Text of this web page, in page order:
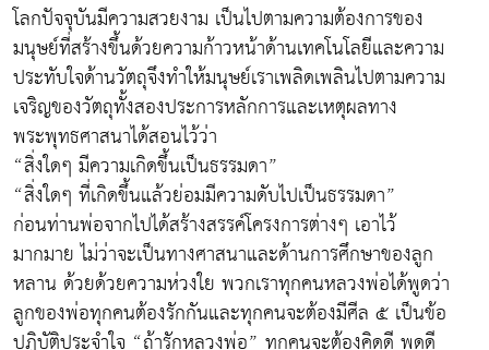
โลกปัจจุบันมีความสวยงาม เป็นไปตามความต้องการของ
มนุษย์ที่สร้างขึ้นด้วยความก้าวหน้าด้านเทคโนโลยีและความ
ประทับใจด้านวัตถุจึงทำให้มนุษย์เราเพลิดเพลินไปตามความ
เจริญของวัตถุทั้งสองประการหลักการและเหตุผลทาง
พระพุทธศาสนาได้สอนไว้ว่า
“สิ่งใดๆ มีความเกิดขึ้นเป็นธรรมดา”
“สิ่งใดๆ ที่เกิดขึ้นแล้วย่อมมีความดับไปเป็นธรรมดา”
ก่อนท่านพ่อจากไปได้สร้างสรรค์โครงการต่างๆ เอาไว้
มากมาย ไม่ว่าจะเป็นทางศาสนาและด้านการศึกษาของลูก
หลาน ด้วยด้วยความห่วงใย พวกเราทุกคนหลวงพ่อได้พูดว่า
ลูกของพ่อทุกคนต้องรักกันและทุกคนจะต้องมีศีล ๕ เป็นข้อ